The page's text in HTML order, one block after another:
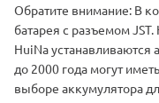
Обратите внимание: В
батарея с разъемом
HuiNa
до 2000 года могут
выборе аккумулятора